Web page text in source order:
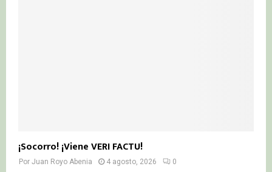
¡Socorro! ¡Viene VERI FACTU!
Por Juan Royo Abenia 4 agosto, 2026 0